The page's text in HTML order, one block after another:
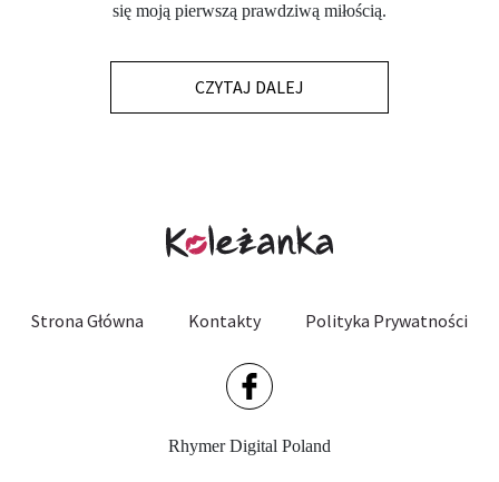
się moją pierwszą prawdziwą miłością.
CZYTAJ DALEJ
Strona Główna Kontakty Polityka Prywatności
Rhymer Digital Poland